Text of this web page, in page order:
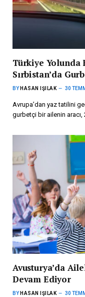
Türkiye Yolunda
Sırbistan’da
BY HASAN IŞILAK 30
Avrupa’dan yaz tatilini
gurbetçi bir ailenin aracı,
Avusturya’da
Devam Ediyor
BY HASAN IŞILAK 30